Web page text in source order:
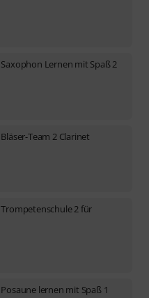
Saxophon Lernen mit Spaß 2
Bläser-Team 2 Clarinet
Trompetenschule 2 für
Posaune lernen mit Spaß 1